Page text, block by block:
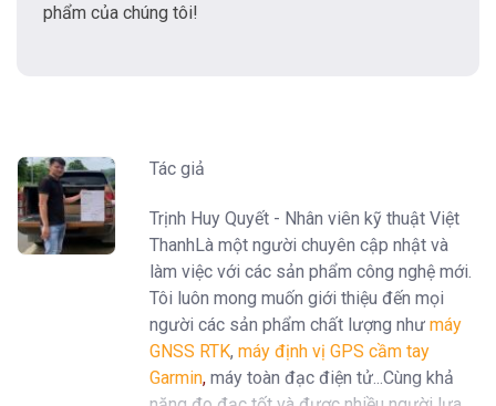
phẩm của chúng tôi!
Tác giả
Trịnh Huy Quyết - Nhân viên kỹ thuật Việt
ThanhLà một người chuyên cập nhật và
làm việc với các sản phẩm công nghệ mới.
Tôi luôn mong muốn giới thiệu đến mọi
người các sản phẩm chất lượng như máy
GNSS RTK, máy định vị GPS cầm tay
Garmin, máy toàn đạc điện tử...Cùng khả